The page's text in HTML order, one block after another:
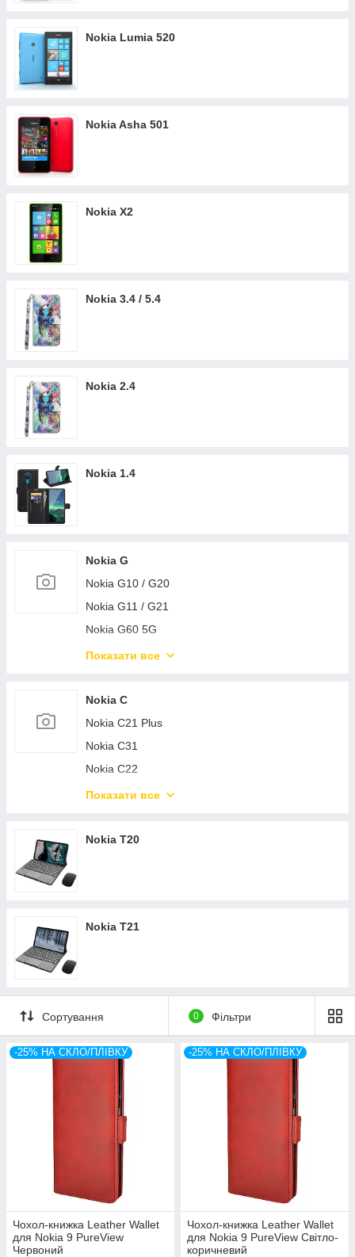
Nokia Lumia 520
Nokia Asha 501
Nokia X2
Nokia 3.4 / 5.4
Nokia 2.4
Nokia 1.4
Nokia G
Nokia G10 / G20
Nokia G11 / G21
Nokia G60 5G
Nokia G11 Plus
Nokia G22
Показати все
Nokia C
Nokia C21 Plus
Nokia C31
Nokia C22
Nokia C32
Показати все
Nokia T20
Nokia T21
Сортування 0 Фільтри
-25% НА СКЛО/ПЛІВКУ
Чохол-книжка Leather Wallet
для Nokia 9 PureView
Червоний
-25% НА СКЛО/ПЛІВКУ
Чохол-книжка Leather Wallet
для Nokia 9 PureView Світло-
коричневий